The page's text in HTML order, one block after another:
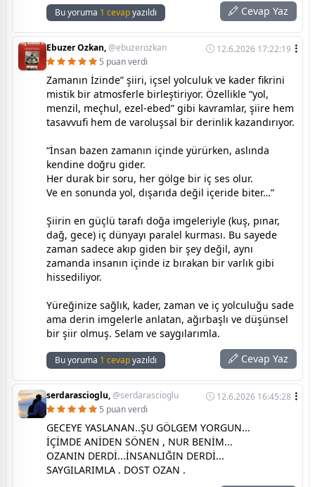
Bu yoruma 1 cevapyazıldı Cevap Yaz
Ebuzer Ozkan,@ebuzerozkan
12.6.2026 17:22:19
5 puan verdi
Zamanın İzinde” şiiri, içsel yolculuk ve kader fikrini
mistik bir atmosferle birleştiriyor. Özellikle “yol,
menzil, meçhul, ezel-ebed” gibi kavramlar, şiire hem
tasavvufi hem de varoluşsal bir derinlik kazandırıyor.
“İnsan bazen zamanın içinde yürürken, aslında
kendine doğru gider.
Her durak bir soru, her gölge bir iç ses olur.
Ve en sonunda yol, dışarıda değil içeride biter…”
Şiirin en güçlü tarafı doğa imgeleriyle (kuş, pınar,
dağ, gece) iç dünyayı paralel kurması. Bu sayede
zaman sadece akıp giden bir şey değil, aynı
zamanda insanın içinde iz bırakan bir varlık gibi
hissediliyor.
Yüreğinize sağlık, kader, zaman ve iç yolculuğu sade
ama derin imgelerle anlatan, ağırbaşlı ve düşünsel
bir şiir olmuş. Selam ve saygılarımla.
Bu yoruma 1 cevapyazıldı Cevap Yaz
serdarascioglu,@serdarascioglu
12.6.2026 16:45:28
5 puan verdi
GECEYE YASLANAN..ŞU GÖLGEM YORGUN...
İÇİMDE ANİDEN SÖNEN , NUR BENİM...
OZANIN DERDİ...İNSANLIĞIN DERDİ...
SAYGILARIMLA . DOST OZAN .